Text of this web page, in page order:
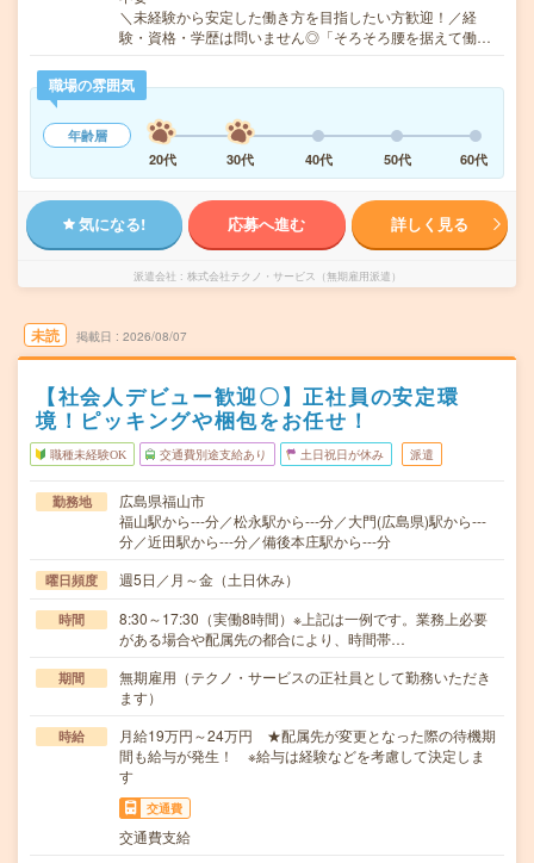
＼未経験から安定した働き方を目指したい方歓迎！／経
験・資格・学歴は問いません◎「そろそろ腰を据えて働…
職場の雰囲気
年齢層
20代
30代 40代 50代 60代
気になる! 応募へ進む 詳しく見る
派遣会社 株式会社テクノ・サービス（無期雇用派遣）
未読 掲載日 2026/08/07
【社会人デビュー歓迎〇】正社員の安定環
境！ピッキングや梱包をお任せ！
職種未経験OK 交通費別途支給あり 土日祝日が休み 派遣
勤務地
広島県福山市
福山駅から---分／松永駅から---分／大門(広島県)駅から---
分／近田駅から---分／備後本庄駅から---分
曜日頻度 週5日／月～金（土日休み）
時間
8:30～17:30（実働8時間）※上記は一例です。業務上必要
がある場合や配属先の都合により、時間帯…
期間
無期雇用（テクノ・サービスの正社員として勤務いただき
ます）
時給
月給19万円～24万円 ★配属先が変更となった際の待機期
間も給与が発生！ ※給与は経験などを考慮して決定しま
す
交通費
交通費支給